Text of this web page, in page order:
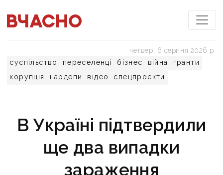
суспільство переселенці бізнес війна
гранти
корупція
нардепи відео спецпроєкти
четвер, 6 серпня 2026 р.
В Україні підтвердили
ще два випадки
зараження